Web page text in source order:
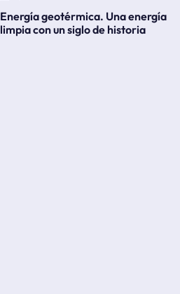
Energía geotérmica. Una energía
limpia con un siglo de historia